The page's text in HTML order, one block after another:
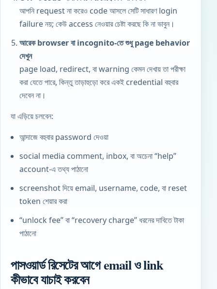
আপনি request না করেও code আসলে সেটি সাধারণ login
failure নয়; কেউ access নেওয়ার চেষ্টা করছে কি না ভাবুন।
আরেক browser বা incognito-তে শুধু page behavior
দেখুন
page load, redirect, বা warning কেমন দেখায় তা পরীক্ষা
করা যেতে পারে, কিন্তু তাড়াহুড়ো করে একই credential বহুবার
দেবেন না।
যা এড়িয়ে চলবেন:
আন্দাজে বহুবার password দেওয়া
social media comment, inbox, বা অচেনা “help”
account-এ তথ্য পাঠানো
screenshot দিয়ে email, username, code, বা reset
token শেয়ার করা
“unlock fee” বা “recovery charge” ধরনের দাবিতে টাকা
পাঠানো
পাসওয়ার্ড রিসেটের আগে email ও link
কীভাবে যাচাই করবেন